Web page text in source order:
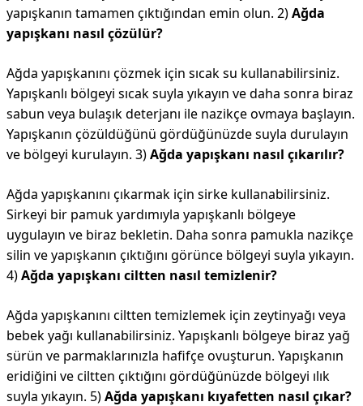
yapışkanın tamamen çıktığından emin olun. 2)Ağda
yapışkanı nasıl çözülür?
Ağda yapışkanını çözmek için sıcak su kullanabilirsiniz.
Yapışkanlı bölgeyi sıcak suyla yıkayın ve daha sonra biraz
sabun veya bulaşık deterjanı ile nazikçe ovmaya başlayın.
Yapışkanın çözüldüğünü gördüğünüzde suyla durulayın
ve bölgeyi kurulayın. 3)Ağda yapışkanı nasıl çıkarılır?
Ağda yapışkanını çıkarmak için sirke kullanabilirsiniz.
Sirkeyi bir pamuk yardımıyla yapışkanlı bölgeye
uygulayın ve biraz bekletin. Daha sonra pamukla nazikçe
silin ve yapışkanın çıktığını görünce bölgeyi suyla yıkayın.
4)Ağda yapışkanı ciltten nasıl temizlenir?
Ağda yapışkanını ciltten temizlemek için zeytinyağı veya
bebek yağı kullanabilirsiniz. Yapışkanlı bölgeye biraz yağ
sürün ve parmaklarınızla hafifçe ovuşturun. Yapışkanın
eridiğini ve ciltten çıktığını gördüğünüzde bölgeyi ılık
suyla yıkayın. 5)Ağda yapışkanı kıyafetten nasıl çıkar?